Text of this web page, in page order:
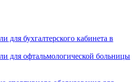
для бухгалтерского кабинета в
для офтальмологической больницы